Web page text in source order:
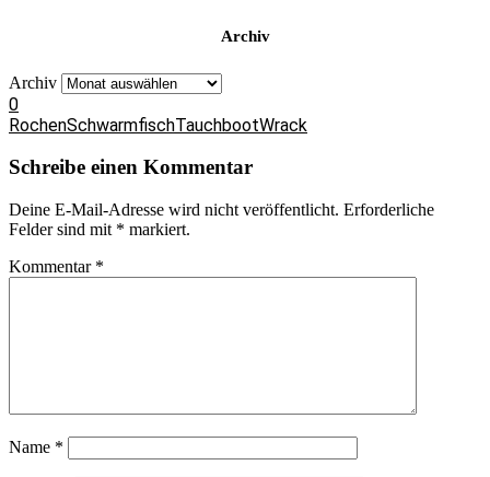
Archiv
Archiv
0
RochenSchwarmfischTauchbootWrack
Schreibe einen Kommentar
Deine E-Mail-Adresse wird nicht veröffentlicht. Erforderliche
Felder sind mit * markiert.
Kommentar *
Name *